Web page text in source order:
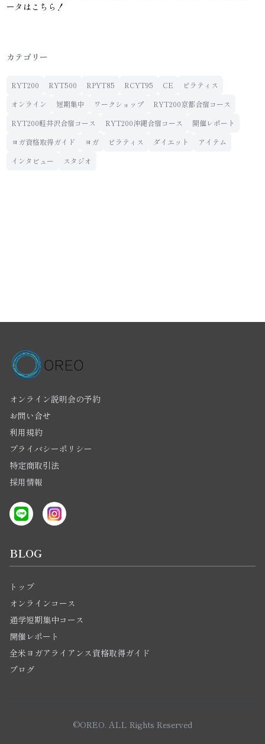
ータはこちら！
カテゴリー
RYT200 RYT500 RPYT85 RCYT95 CE
ピラティス
オンライン
短期集中 ワークショップ
RYT200京都合宿コース
RYT200軽井沢合宿コース
RYT200沖縄合宿コース
開催レポート
ヨガ資格取得ガイド
ヨガ ピラティス ダイエット
アイテム
インタビュー
スタジオ
オンライン説明会の予約
お問い合せ
利用規約
プライバシーポリシー
特定商取引法
採用情報
BLOG
トップ
オンラインコース
通学短期集中コース
開催レポート
全米ヨガアライアンス資格取得ガイド
ブログ
©OREO. ALL Rights Reserved